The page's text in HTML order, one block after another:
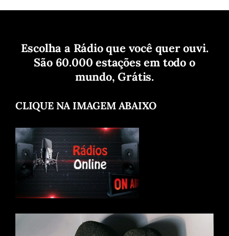
Escolha a Rádio que você quer ouvi.
São 60.000 estações em todo o
mundo, Grátis.
CLIQUE NA IMAGEM ABAIXO